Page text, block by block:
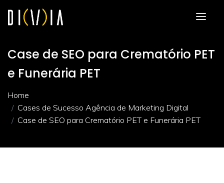
Case de SEO para Crematório PET
e Funerária PET
Home
Cases de Sucesso Agência de Marketing Digital
Case de SEO para Crematório PET e Funerária PET